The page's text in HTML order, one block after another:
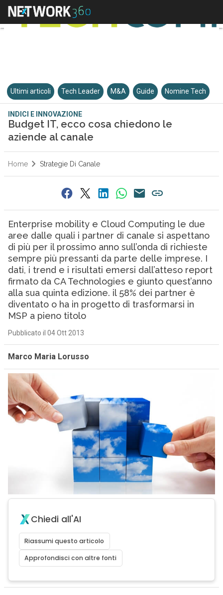
Ultimi articoli Tech Leader M&A Guide Nomine Tech
INDICI E INNOVAZIONE
Budget IT, ecco cosa chiedono le
aziende al canale
Home Strategie Di Canale
Enterprise mobility e Cloud Computing le due
aree dalle quali i partner di canale si aspettano
di più per il prossimo anno sull’onda di richieste
sempre più pressanti da parte delle imprese. I
dati, i trend e i risultati emersi dall’atteso report
firmato da CA Technologies e giunto quest’anno
alla sua quinta edizione. il 58% dei partner è
diventato o ha in progetto di trasformarsi in
MSP a pieno titolo
Pubblicato il 04 Ott 2013
Marco Maria Lorusso
Chiedi all'AI
Riassumi questo articolo
Approfondisci con altre fonti